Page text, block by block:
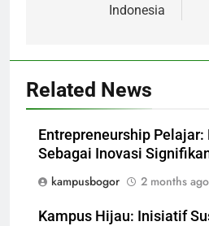
Indonesia
Related News
Entrepreneurship
Sebagai Inovasi
kampusbogor
2 months ago
Kampus Hijau: Inisiatif